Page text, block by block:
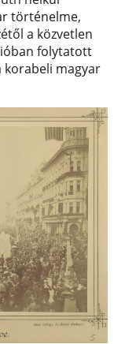
történelme,
a közvetlen
folytatott
korabeli magyar